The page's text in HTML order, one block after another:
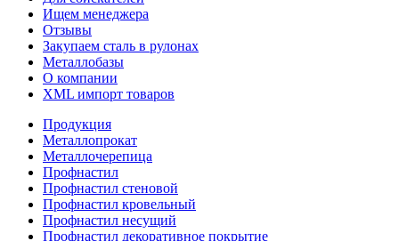
Ищем менеджера
Отзывы
Закупаем сталь в рулонах
Металлобазы
О компании
XML импорт товаров
Продукция
Металлопрокат
Металлочерепица
Профнастил
Профнастил стеновой
Профнастил кровельный
Профнастил несущий
Профнастил декоративное покрытие